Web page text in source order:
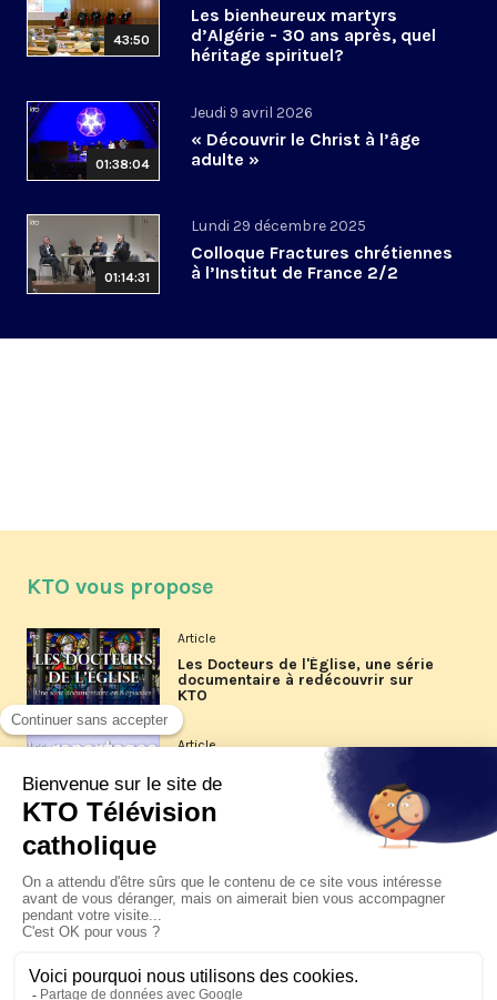
43:50
Les bienheureux martyrs
d’Algérie - 30 ans après, quel
héritage spirituel?
01:38:04
Jeudi 9 avril 2026
« Découvrir le Christ à l’âge
adulte »
01:14:31
Lundi 29 décembre 2025
Colloque Fractures chrétiennes
à l’Institut de France 2/2
KTO vous propose
Article
Les Docteurs de l'Église, une série
documentaire à redécouvrir sur
KTO
Article
Les reportages d'été 2026 de KTO
La visite pastorale du pape Léon
XIV à Assise à suivre sur KTO le
jeudi 6 août
Le pape en Uruguay, Argentine et
Pérou du 6 au 17 novembre 2026